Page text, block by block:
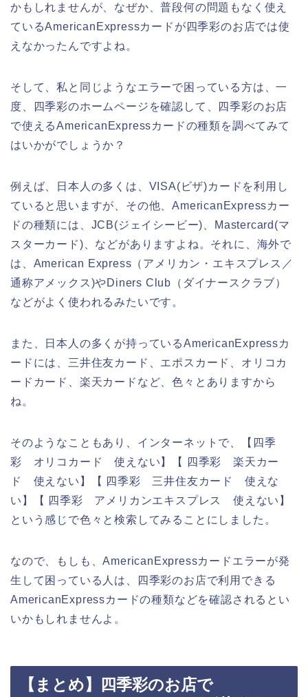
かもしれませんが、なぜか、普段何の問題もなく使え
ているAmericanExpressカードが四季彩のお店では使
えなかったんですよね。
そして、私と同じようなエラーで困っている方は、一
度、四季彩のホームページを確認して、四季彩のお店
で使えるAmericanExpressカードの種類を調べてみて
はいかがでしょうか？
例えば、日本人の多くは、VISA(ビザ)カードを利用し
ていると思いますが、その他、AmericanExpressカー
ドの種類には、JCB(ジェイシービー)、Mastercard(マ
スターカード)、などがありますよね。それに、海外で
は、American Express（アメリカン・エキスプレス／
通称アメックス)やDiners Club（ダイナースクラブ）
などがよく使われるみたいです。
また、日本人の多くが持っているAmericanExpressカ
ードには、三井住友カード、エポスカード、オリコカ
ードカード、楽天カードなど、色々とありますから
ね。
そのようなこともあり、インターネットで、【四季
彩 オリコカード 使えない】【 四季彩 楽天カー
ド 使えない】【 四季彩 三井住友カード 使えな
い】【 四季彩 アメリカンエキスプレス 使えない】
という感じで色々と検索してみることにしました。
なので、もしも、AmericanExpressカードエラーが発
生して困っている人は、四季彩のお店で利用できる
AmericanExpressカードの種類などを確認されるとい
いかもしれませんよ。
【まとめ】四季彩のお店で